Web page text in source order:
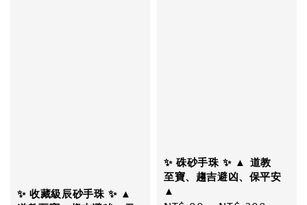
✨ 收藏級辰砂手珠 ✨ ▲
✨ 硃砂手珠 ✨ ▲ 道教
至寶、趨吉避凶、保平安
▲